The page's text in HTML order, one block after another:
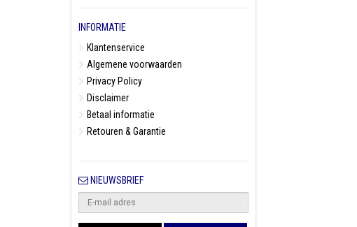
INFORMATIE
Klantenservice
Algemene voorwaarden
Privacy Policy
Disclaimer
Betaal informatie
Retouren & Garantie
NIEUWSBRIEF